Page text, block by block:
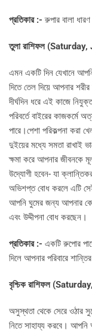
প্রতিকার :-রুপার বালা
তুলা রাশিফল
এমন একটি দিন যেখানে
দিতে তেল দিয়ে আপনার
দীর্ঘদিন ধরে এই কাজে
পরিবর্তে বাইরের
পারে।পেশা পরিকল্পনা করা
দুইয়ের মধ্যে সমতা রাখাই
ক্ষমা করে আপনার জীবনকে
উদ্যোগী হবেন- যা
অভিশপ্ত বোধ করলে এটি
আপনি ঘুমের জন্য আপনার
এবং উদ্দীপনা বোধ করছেন।
প্রতিকার :- একটি রুপোর
দিলে আপনার পরিবারে
বৃশ্চিক রাশিফল
অসুস্থতা থেকে সেরে ওঠার
নিতে সাহায্য করবে। আপনি